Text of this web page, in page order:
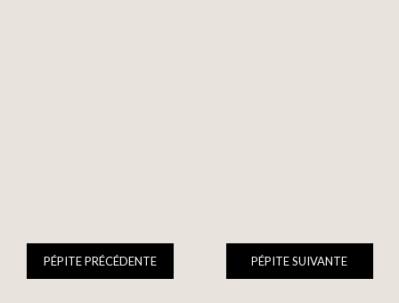
PÉPITE PRÉCÉDENTE PÉPITE SUIVANTE